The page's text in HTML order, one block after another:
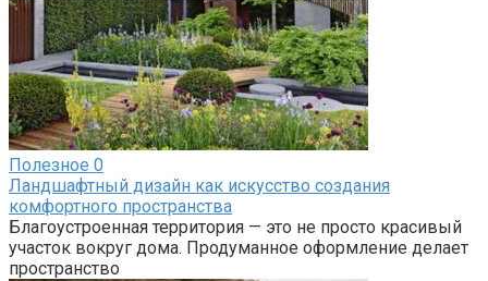
Полезное 0
Ландшафтный дизайн как искусство создания
комфортного пространства
Благоустроенная территория — это не просто красивый
участок вокруг дома. Продуманное оформление делает
пространство